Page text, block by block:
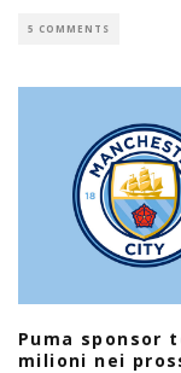
5 COMMENTS
Puma sponsor
milioni nei